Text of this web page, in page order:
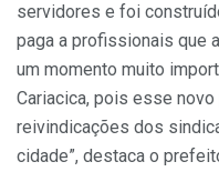
servidores e foi
paga a profissionais que
um momento muito
Cariacica, pois esse
reivindicações dos
cidade”, destaca o